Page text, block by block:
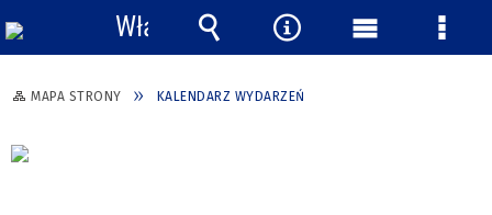
MAPA STRONY KALENDARZ WYDARZEŃ
Włącz
powiadomienia
Wyszukiwarka
Narzędzia
Menu Menu